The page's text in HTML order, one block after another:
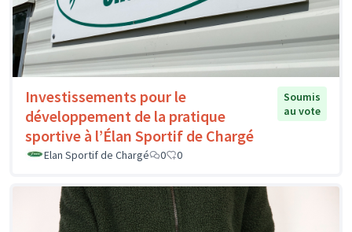
Investissements pour le
développement de la pratique
sportive à l’Élan Sportif de Chargé
Soumis
au vote
Elan Sportif de Chargé 0 0